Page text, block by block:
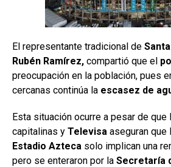
El representante tradicional de
Rubén Ramírez, compartió que el
preocupación en la población, pues
cercanas continúa la escasez de
Esta situación ocurre a pesar de que
capitalinas y Televisa aseguran que
Estadio Azteca solo implican una
pero se enteraron por la Secretaría